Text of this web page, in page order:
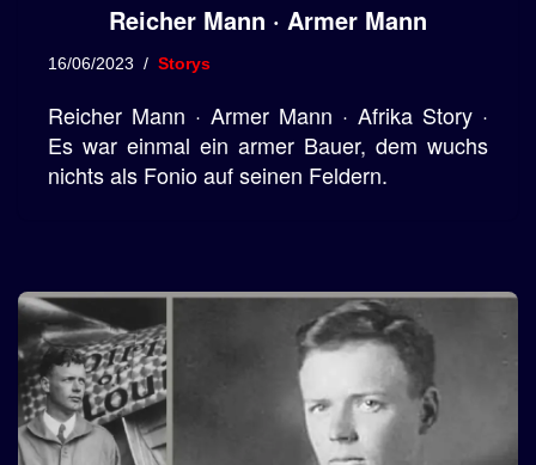
Reicher Mann · Armer Mann
16/06/2023 Storys
Reicher Mann · Armer Mann · Afrika Story ·
Es war einmal ein armer Bauer, dem wuchs
nichts als Fonio auf seinen Feldern.